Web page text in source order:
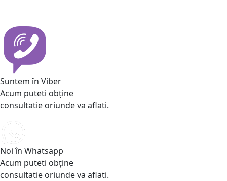
Suntem în Viber
Acum puteti obține
consultatie oriunde va aflati.
Noi în Whatsapp
Acum puteti obține
consultatie oriunde va aflati.